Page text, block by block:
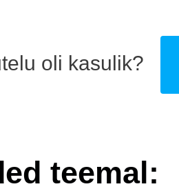
oli kasulik?
teemal: